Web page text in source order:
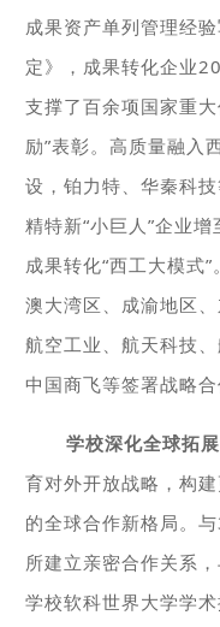
成果资产单列管理经
定》，成果转化企业
支撑了百余项国家重
励”表彰。高质量融入
设，铂力特、华秦科
精特新“小巨人”企业
成果转化“西工大模式
澳大湾区、成渝地区
航空工业、航天科技
中国商飞等签署战略
学校深化全球拓
育对外开放战略，构
的全球合作新格局。
所建立亲密合作关系
学校软科世界大学学